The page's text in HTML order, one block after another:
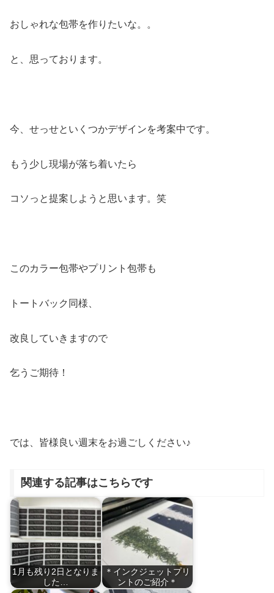
おしゃれな包帯を作りたいな。。
と、思っております。
今、せっせといくつかデザインを考案中です。
もう少し現場が落ち着いたら
コソっと提案しようと思います。笑
このカラー包帯やプリント包帯も
トートバック同様、
改良していきますので
乞うご期待！
では、皆様良い週末をお過ごしください♪
関連する記事はこちらです
1月も残り2日となりま
した…
＊インクジェットプリ
ントのご紹介＊